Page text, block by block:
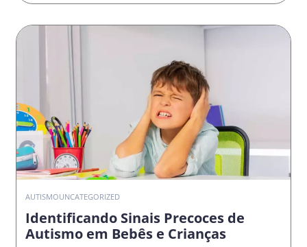
AUTISMOUNCATEGORIZED
Identificando Sinais Precoces de
Autismo em Bebês e Crianças